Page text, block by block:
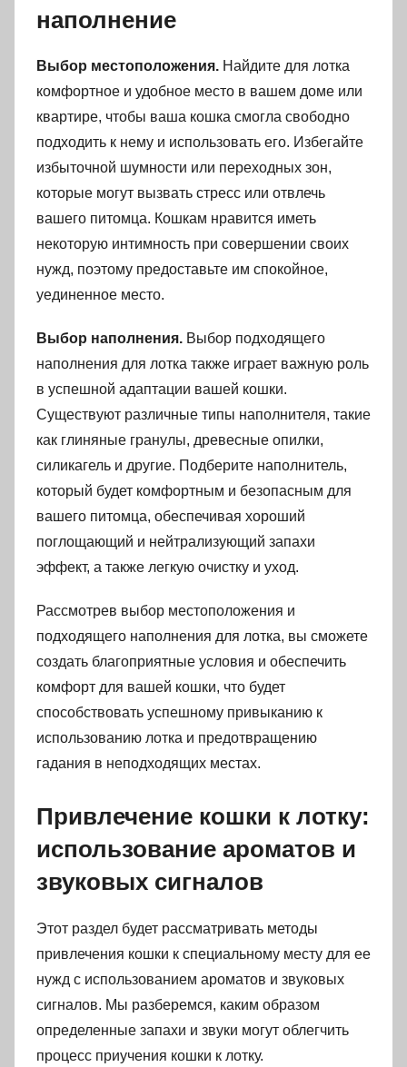
наполнение
Выбор местоположения. Найдите для лотка
комфортное и удобное место в вашем доме или
квартире, чтобы ваша кошка смогла свободно
подходить к нему и использовать его. Избегайте
избыточной шумности или переходных зон,
которые могут вызвать стресс или отвлечь
вашего питомца. Кошкам нравится иметь
некоторую интимность при совершении своих
нужд, поэтому предоставьте им спокойное,
уединенное место.
Выбор наполнения. Выбор подходящего
наполнения для лотка также играет важную роль
в успешной адаптации вашей кошки.
Существуют различные типы наполнителя, такие
как глиняные гранулы, древесные опилки,
силикагель и другие. Подберите наполнитель,
который будет комфортным и безопасным для
вашего питомца, обеспечивая хороший
поглощающий и нейтрализующий запахи
эффект, а также легкую очистку и уход.
Рассмотрев выбор местоположения и
подходящего наполнения для лотка, вы сможете
создать благоприятные условия и обеспечить
комфорт для вашей кошки, что будет
способствовать успешному привыканию к
использованию лотка и предотвращению
гадания в неподходящих местах.
Привлечение кошки к лотку:
использование ароматов и
звуковых сигналов
Этот раздел будет рассматривать методы
привлечения кошки к специальному месту для ее
нужд с использованием ароматов и звуковых
сигналов. Мы разберемся, каким образом
определенные запахи и звуки могут облегчить
процесс приучения кошки к лотку.